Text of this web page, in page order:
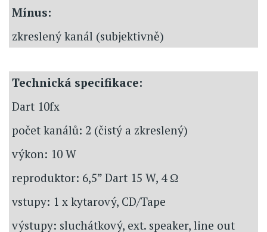
Mínus:
zkreslený kanál (subjektivně)
Technická specifikace:
Dart 10fx
počet kanálů: 2 (čistý a zkreslený)
výkon: 10 W
reproduktor: 6,5” Dart 15 W, 4 Ω
vstupy: 1 x kytarový, CD/Tape
výstupy: sluchátkový, ext. speaker, line out